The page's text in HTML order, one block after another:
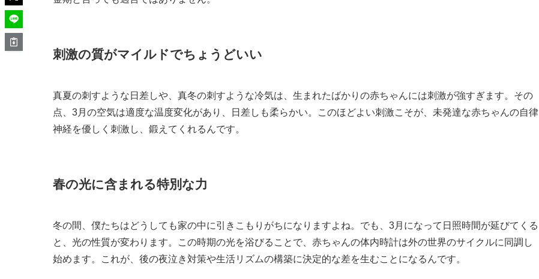
刺激の質がマイルドでちょうどいい
真夏の刺すような日差しや、真冬の刺すような冷気は、生まれたばかりの赤ちゃんには刺激が強すぎます。その
点、3月の空気は適度な温度変化があり、日差しも柔らかい。このほどよい刺激こそが、未発達な赤ちゃんの自律
神経を優しく刺激し、鍛えてくれるんです。
春の光に含まれる特別な力
冬の間、僕たちはどうしても家の中に引きこもりがちになりますよね。でも、3月になって日照時間が延びてくる
と、光の性質が変わります。この時期の光を浴びることで、赤ちゃんの体内時計は外の世界のサイクルに同調し
始めます。これが、後の夜泣き対策や生活リズムの構築に決定的な差を生むことになるんです。